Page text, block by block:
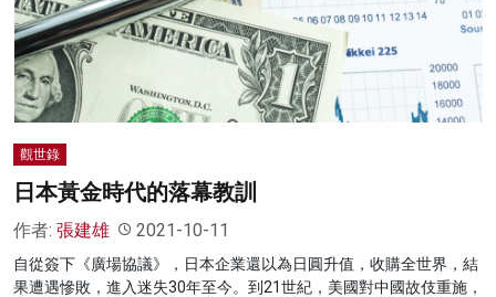
觀世錄
日本黃金時代的落幕教訓
作者: 張建雄 2021-10-11
自從簽下《廣場協議》，日本企業還以為日圓升值，收購全世界，結
果遭遇慘敗，進入迷失30年至今。到21世紀，美國對中國故伎重施，